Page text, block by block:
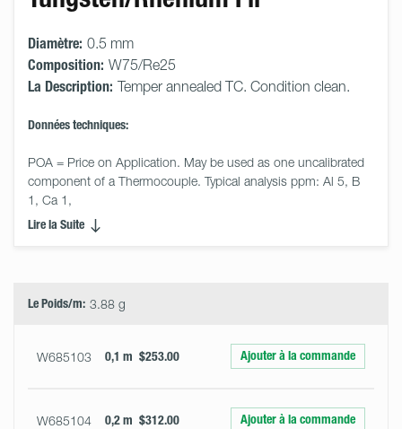
Diamètre: 0.5 mm
Composition: W75/Re25
La Description: Temper annealed TC. Condition clean.
Données techniques:
POA = Price on Application. May be used as one uncalibrated
component of a Thermocouple. Typical analysis ppm: Al 5, B
1, Ca 1,
Lire la Suite
Le Poids/m: 3.88 g
W685103 0,1 m $253.00 Ajouter à la commande
W685104 0,2 m $312.00 Ajouter à la commande